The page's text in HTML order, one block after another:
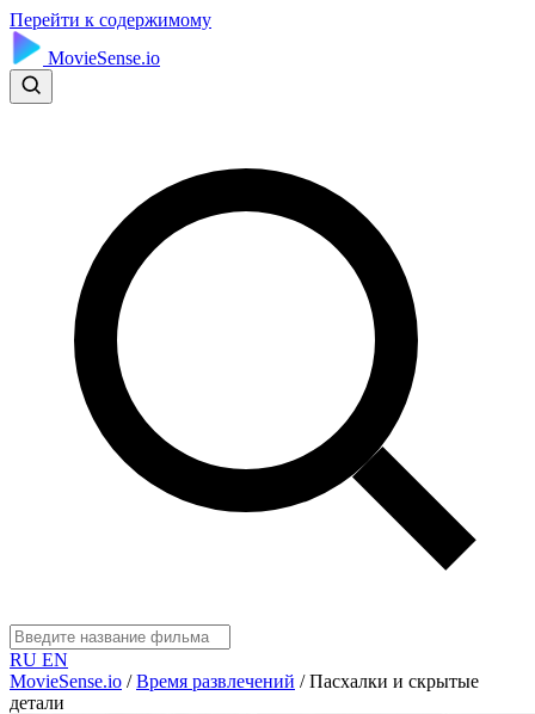
Перейти к содержимому
MovieSense.io
RU EN
MovieSense.io / Время развлечений / Пасхалки и скрытые
детали